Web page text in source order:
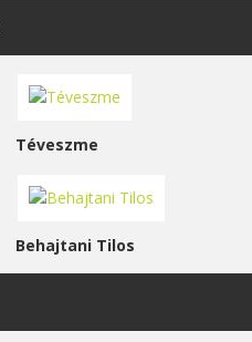
Téveszme
Behajtani Tilos